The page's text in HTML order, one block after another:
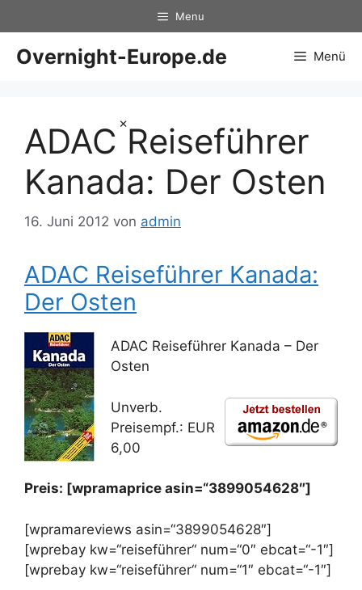
×
Inhalt
springen
Menu
Overnight-Europe.de Menü
ADAC Reiseführer
Kanada: Der Osten
16. Juni 2012 von admin
ADAC Reiseführer Kanada:
Der Osten
ADAC Reiseführer Kanada – Der
Osten
Unverb.
Preisempf.: EUR
6,00
Preis: [wpramaprice asin=“3899054628″]
[wpramareviews asin=“3899054628″]
[wprebay kw=“reiseführer“ num=“0″ ebcat=“-1″]
[wprebay kw=“reiseführer“ num=“1″ ebcat=“-1″]